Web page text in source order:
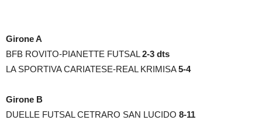
Girone A
BFB ROVITO-PIANETTE FUTSAL2-3 dts
LA SPORTIVA CARIATESE-REAL KRIMISA5-4
Girone B
DUELLE FUTSAL CETRARO SAN LUCIDO 8-11